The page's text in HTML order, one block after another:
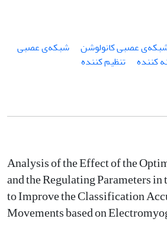
عصبی کانولوشن
شبکه‌ی عصبی
کننده
تنظیم کننده
Analysis of the Effect of the
and the Regulating Parameters
to Improve the Classification
Movements based on